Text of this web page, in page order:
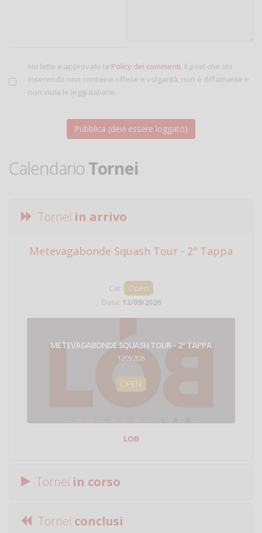
Ho letto e approvato la Policy dei commenti. Il post che sto
inserendo non contiene offese e volgarità, non è diffamante e
non viola le leggi italiane.
Calendario Tornei
Tornei in arrivo
Metevagabonde Squash Tour - 2ª Tappa
Cat:
Open
Data: 12/09/2026
METEVAGABONDE SQUASH TOUR - 2ª TAPPA
12/09/2026
OPEN
LOB
Tornei in corso
Tornei conclusi